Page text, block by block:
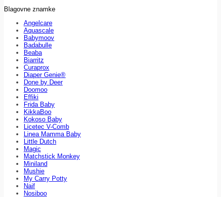
Blagovne znamke
Angelcare
Aquascale
Babymoov
Badabulle
Beaba
Biarritz
Curaprox
Diaper Genie®
Done by Deer
Doomoo
Effiki
Frida Baby
KikkaBoo
Kokoso Baby
Licetec V-Comb
Linea Mamma Baby
Little Dutch
Magic
Matchstick Monkey
Miniland
Mushie
My Carry Potty
Naif
Nosiboo